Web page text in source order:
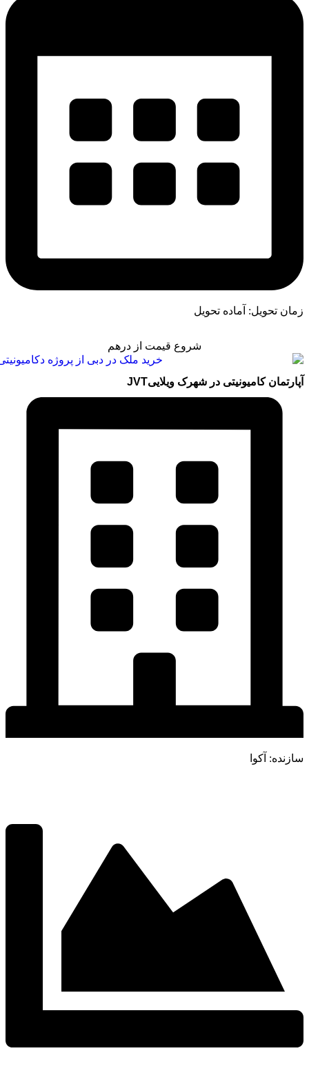
زمان تحویل: آماده تحویل
شروع قیمت از درهم
آپارتمان کامیونیتی در شهرک ویلاییJVT
سازنده: آکوا